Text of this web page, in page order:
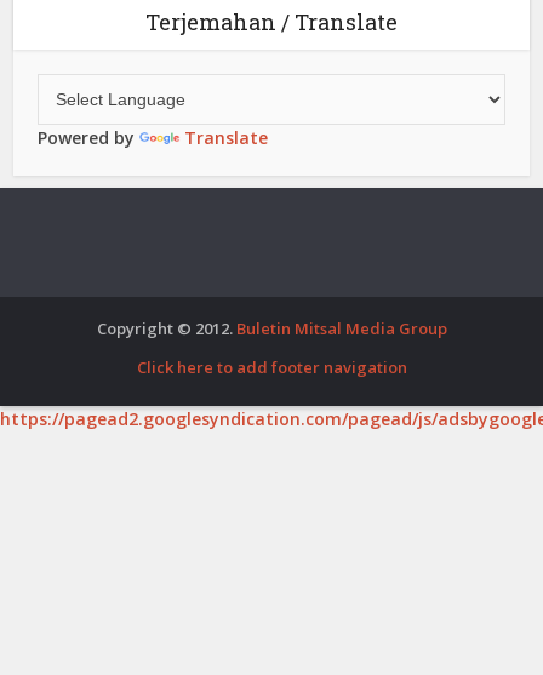
Terjemahan / Translate
Powered by Translate
Copyright © 2012. Buletin Mitsal Media Group
Click here to add footer navigation
https://pagead2.googlesyndication.com/pagead/js/